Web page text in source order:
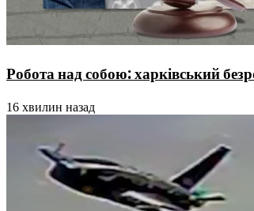
Робота над собою: харківський
16 хвилин назад